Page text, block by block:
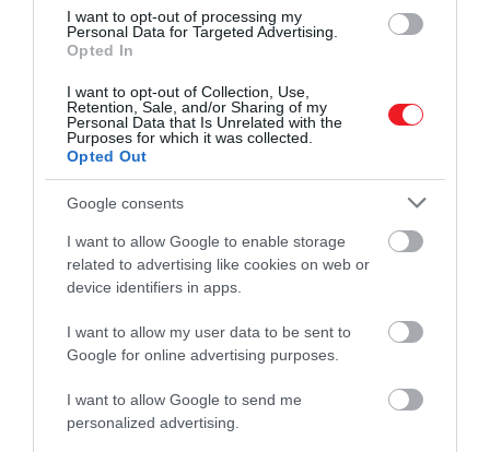
I want to opt-out of processing my
Personal Data for Targeted Advertising.
Opted In
I want to opt-out of Collection, Use,
Retention, Sale, and/or Sharing of my
Personal Data that Is Unrelated with the
Purposes for which it was collected.
Opted Out
Google consents
I want to allow Google to enable storage
related to advertising like cookies on web or
device identifiers in apps.
I want to allow my user data to be sent to
Google for online advertising purposes.
I want to allow Google to send me
personalized advertising.
találták meg VIII. Henrik
„szellemhajóján”
A döntés ezzel együtt rendkívül kockázatos
maradt,írjaa BBC. Ha túl korán indulnak, az időjárás
szétszórhatja a flottát, és veszélybe sodorhatja a
katonákat. Ha túl sokat várnak, a németek
észrevehetik az angliai partoknál felsorakoztatott
erőket. Később az is kiderült, hogy a német
meteorológusok más következtetésre jutottak. Úgy
vélték, a rossz idő kizárja a közeli partraszállást.
Erwin Rommel
tábornagy annyira bízott ebben,
hogy elhagyta franciaországi állomáshelyét, és
hazautazott Németországba.